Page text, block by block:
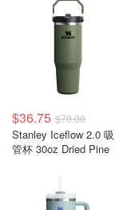
$36.75 $70.00
Stanley Iceflow 2.0 吸
管杯 30oz Dried Pine